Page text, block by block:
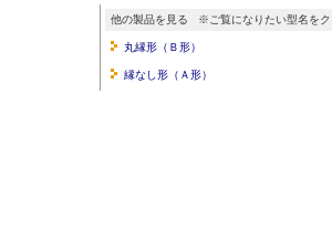
他の製品を見る ※ご覧になりたい型名をク
丸縁形（Ｂ形）
縁なし形（Ａ形）